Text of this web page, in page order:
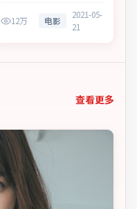
的动作作品。在科技与人性
的交界处，叙事围绕人物抉
12万 电影
2021-05-
21
查看更多